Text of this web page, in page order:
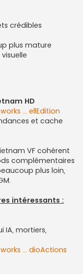
crédibles
plus mature
HD
... ellEdition
et cache
VF cohérent
complémentaires
plus loin,
intéressants :
IA, mortiers,
... dioActions